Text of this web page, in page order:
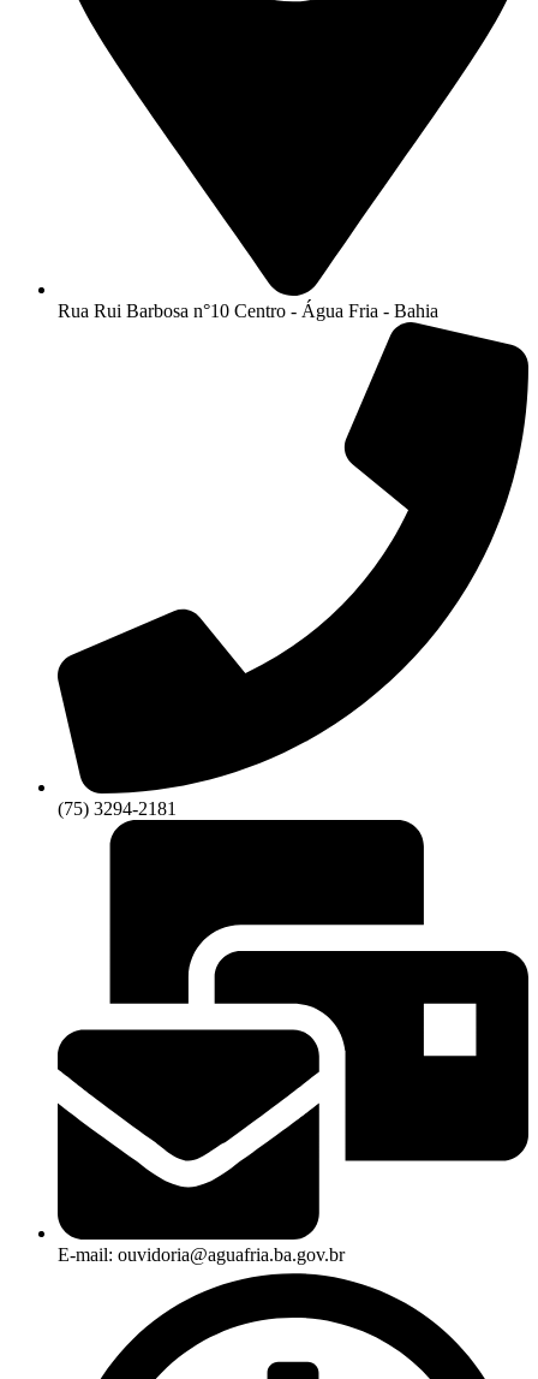
Rua Rui Barbosa n°10 Centro - Água Fria - Bahia
(75) 3294-2181
E-mail: ouvidoria@aguafria.ba.gov.br